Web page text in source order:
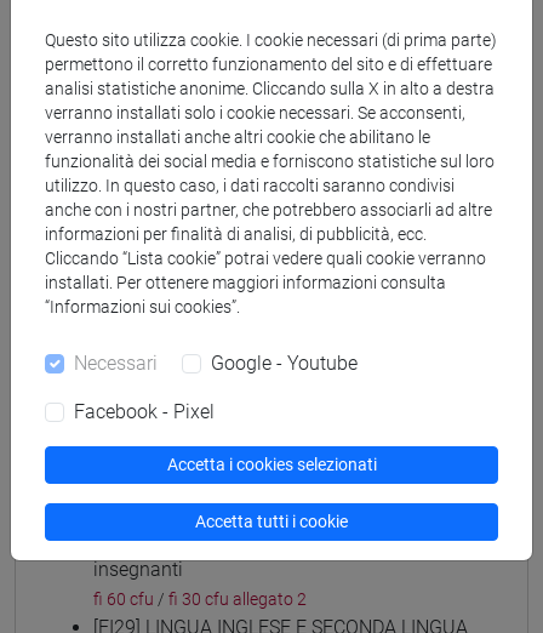
insegnanti
fi 60 cfu/ fi 30 cfu allegato 2
[FI25] LINGUE E CULTURE STRANIERE NEGLI
ISTITUTI DI ISTRUZIONE DI II GRADO
(PORTOGHESE) - AN24 - Formazione iniziale
insegnanti
fi 60 cfu/fi 30 cfu allegato 2
[FI26] LINGUA E CULTURA STRANIERA
(EBRAICO) - AK24 - Formazione iniziale
insegnanti
[FI27] LINGUA E CULTURA STRANIERA
insegnanti
fi 60 cfu/fi 30 cfu allegato 2
[FI28] LINGUE E CULTURE STRANIERE NEGLI
ISTITUTI DI ISTRUZIONE DI II GRADO (NEO-
GRECO) - AM24 - Formazione iniziale
insegnanti
fi 60 cfu / fi 30 cfu allegato 2
[FI29] LINGUA INGLESE E SECONDA LINGUA
Questo sito utilizza cookie. I cookie necessari (di prima parte)
permettono il corretto funzionamento del sito e di effettuare
analisi statistiche anonime. Cliccando sulla X in alto a destra
verranno installati solo i cookie necessari. Se acconsenti,
verranno installati anche altri cookie che abilitano le
funzionalità dei social media e forniscono statistiche sul loro
utilizzo. In questo caso, i dati raccolti saranno condivisi
anche con i nostri partner, che potrebbero associarli ad altre
informazioni per finalità di analisi, di pubblicità, ecc.
Cliccando “Lista cookie” potrai vedere quali cookie verranno
installati. Per ottenere maggiori informazioni consulta
“Informazioni sui cookies”.
Necessari Google - Youtube
Facebook - Pixel
Accetta i cookies selezionati
Accetta tutti i cookie